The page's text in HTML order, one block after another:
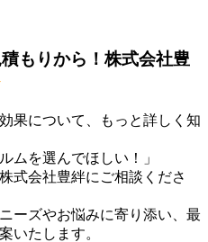
もりから！株式会社豊
果について、もっと詳しく知
ムを選んでほしい！」
式会社豊絆にご相談くださ
ーズやお悩みに寄り添い、最
いたします。